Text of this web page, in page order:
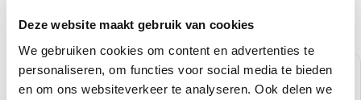
Deze website maakt gebruik van cookies
We gebruiken cookies om content en advertenties te
personaliseren, om functies voor social media te bieden
en om ons websiteverkeer te analyseren. Ook delen we